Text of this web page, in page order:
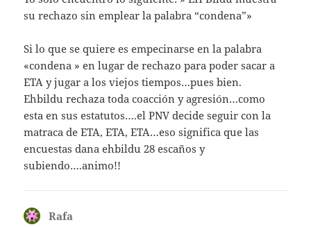
su rechazo sin emplear la palabra “condena”»
Si lo que se quiere es empecinarse en la palabra
«condena » en lugar de rechazo para poder sacar a
ETA y jugar a los viejos tiempos…pues bien.
Ehbildu rechaza toda coacción y agresión…como
esta en sus estatutos….el PNV decide seguir con la
matraca de ETA, ETA, ETA…eso significa que las
encuestas dana ehbildu 28 escaños y
subiendo….animo!!
Rafa